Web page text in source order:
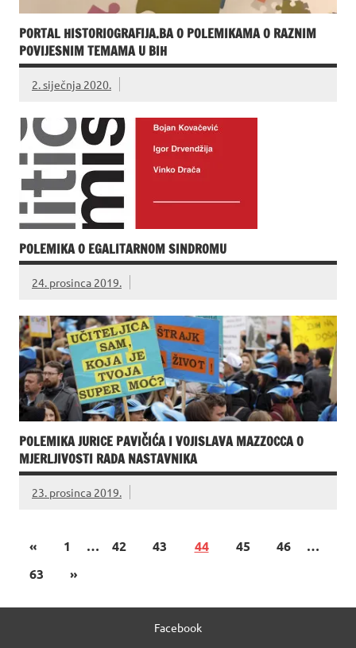
PORTAL HISTORIOGRAFIJA.BA O POLEMIKAMA O RAZNIM
POVIJESNIM TEMAMA U BIH
2. siječnja 2020.
POLEMIKA O EGALITARNOM SINDROMU
24. prosinca 2019.
POLEMIKA JURICE PAVIČIĆA I VOJISLAVA MAZZOCCA O
MJERLJIVOSTI RADA NASTAVNIKA
23. prosinca 2019.
« 1 … 42 43 44 45 46
…
63
»
Facebook